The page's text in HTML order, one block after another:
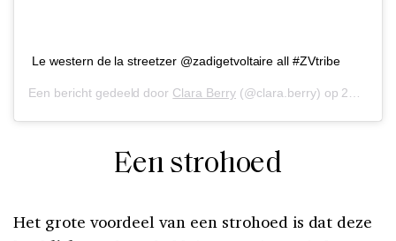
Le western de la streetzer @zadigetvoltaire all #ZVtribe
Een bericht gedeeld door Clara Berry (@clara.berry) op 23 Jul 2019 om 8:48 (PDT)
Een strohoed
Het grote voordeel van een strohoed is dat deze